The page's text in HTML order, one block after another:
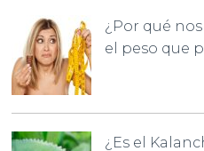
¿Por qué
el peso que
¿Es el